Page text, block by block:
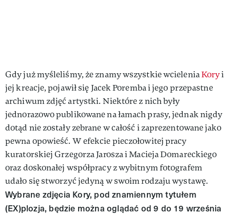
Gdy już myśleliśmy, że znamy wszystkie wcieleniaKoryi
jej kreacje, pojawił się Jacek Poremba i jego przepastne
archiwum zdjęć artystki. Niektóre z nich były
jednorazowo publikowane na łamach prasy, jednak nigdy
dotąd nie zostały zebrane w całość i zaprezentowane jako
pewna opowieść. W efekcie pieczołowitej pracy
kuratorskiej Grzegorza Jarosza i Macieja Domareckiego
oraz doskonałej współpracy z wybitnym fotografem
udało się stworzyć jedyną w swoim rodzaju wystawę.
Wybrane zdjęcia Kory, pod znamiennym tytułem
(EX)plozja, będzie można oglądać od 9 do 19 września